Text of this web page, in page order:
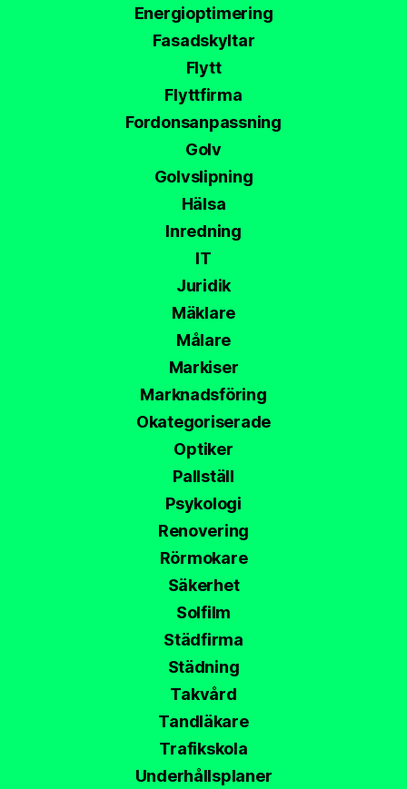
Energioptimering
Fasadskyltar
Flytt
Flyttfirma
Fordonsanpassning
Golv
Golvslipning
Hälsa
Inredning
IT
Juridik
Mäklare
Målare
Markiser
Marknadsföring
Okategoriserade
Optiker
Pallställ
Psykologi
Renovering
Rörmokare
Säkerhet
Solfilm
Städfirma
Städning
Takvård
Tandläkare
Trafikskola
Underhållsplaner